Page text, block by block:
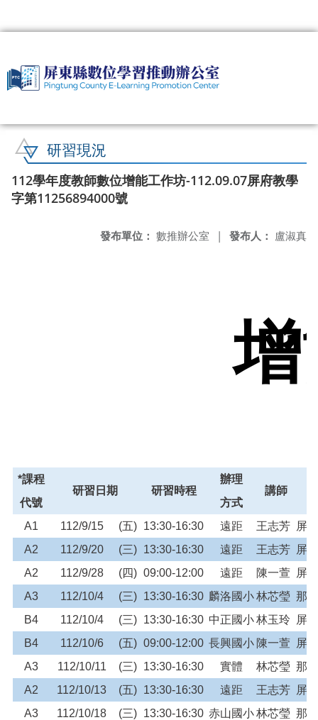
研習現況
112學年度教師數位增能工作坊-112.09.07屏府教學
字第11256894000號
發布人： 盧淑真
發布單位： 數推辦公室 |
增
*課程
代號
研習日期 研習時程
辦理
方式
講師
A1 112/9/15 (五) 13:30-16:30 遠距 王志芳 屏
A2
112/9/20 (三) 13:30-16:30 遠距 王志芳 屏
A2
112/9/28 (四) 09:00-12:00 遠距 陳一萱 屏
A3
112/10/4 (三) 13:30-16:30 麟洛國小林芯瑩 那
B4
112/10/4 (三) 13:30-16:30 中正國小林玉玲
屏
B4
112/10/6 (五) 09:00-12:00 長興國小 陳一萱 屏
A3
112/10/11 (三) 13:30-16:30 實體 林芯瑩 那
A2
112/10/13 (五) 13:30-16:30 遠距 王志芳 屏
A3
112/10/18 (三) 13:30-16:30 赤山國小林芯瑩 那